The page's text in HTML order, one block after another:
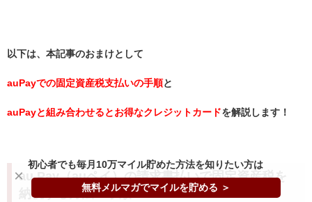
以下は、本記事のおまけとして
auPayでの固定資産税支払いの手順と
auPayと組み合わせるとお得なクレジットカードを解説します！
au Pay（auペイ）の請求書払いで固定資産税を
納税する方法・手順
×
初心者でも毎月10万マイル貯めた方法を知りたい方は
無料メルマガでマイルを貯める ＞